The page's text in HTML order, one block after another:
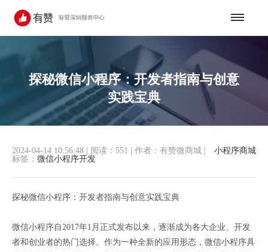
探秘微信小程序：开发者指南与创意
实践宝典
小程序商城
2024-04-14 10:56:48 阅读：551 作者：有赞微商城
标签： 微信小程序开发
探秘微信小程序：开发者指南与创意实践宝典
微信小程序自2017年1月正式发布以来，逐渐成为各大企业、开发
者和创业者的热门选择。作为一种全新的应用形态，微信小程序具